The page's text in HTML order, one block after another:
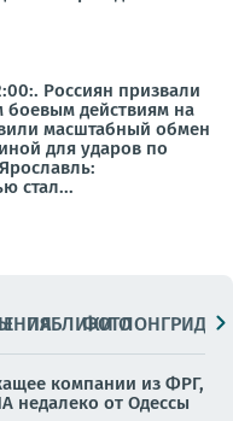
Россиян призвали
боевым действиям на
масштабный обмен
для ударов по
стал...
ПАБЛИКИ
ФОТОЛОНГРИДЫ
компании из ФРГ,
недалеко от Одессы